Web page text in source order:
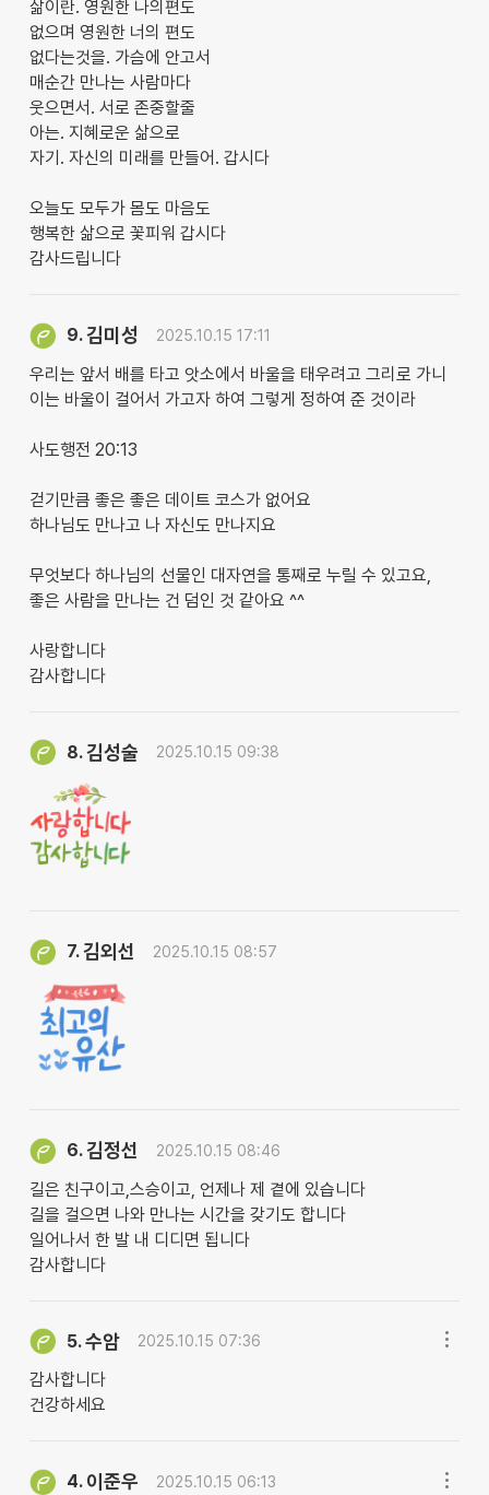
삶이란. 영원한 나의편도
없으며 영원한 너의 편도
없다는것을. 가슴에 안고서
매순간 만나는 사람마다
웃으면서. 서로 존중할줄
아는. 지혜로운 삶으로
자기. 자신의 미래를 만들어. 갑시다
오늘도 모두가 몸도 마음도
행복한 삶으로 꽃피워 갑시다
감사드립니다
9.김미성 2025.10.15 17:11
우리는 앞서 배를 타고 앗소에서 바울을 태우려고 그리로 가니
이는 바울이 걸어서 가고자 하여 그렇게 정하여 준 것이라
사도행전 20:13
걷기만큼 좋은 좋은 데이트 코스가 없어요
하나님도 만나고 나 자신도 만나지요
무엇보다 하나님의 선물인 대자연을 통째로 누릴 수 있고요,
좋은 사람을 만나는 건 덤인 것 같아요 ^^
사랑합니다
감사합니다
8.김성술 2025.10.15 09:38
7.김외선 2025.10.15 08:57
6.김정선 2025.10.15 08:46
길은 친구이고,스승이고, 언제나 제 곁에 있습니다
길을 걸으면 나와 만나는 시간을 갖기도 합니다
일어나서 한 발 내 디디면 됩니다
감사합니다
5.수암 2025.10.15 07:36
감사합니다
건강하세요
4. 이준우 2025.10.15 06:13